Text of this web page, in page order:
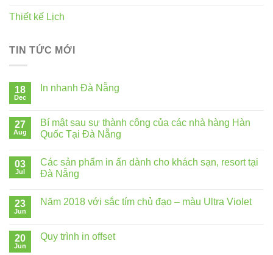
Thiết kế Lịch
TIN TỨC MỚI
18
Dec
In nhanh Đà Nẵng
27
Aug
Bí mật sau sự thành công của các nhà hàng Hàn
Quốc Tại Đà Nẵng
03
Jul
Các sản phẩm in ấn dành cho khách sạn, resort tại
Đà Nẵng
23
Jun
Năm 2018 với sắc tím chủ đạo – màu Ultra Violet
20
Jun
Quy trình in offset